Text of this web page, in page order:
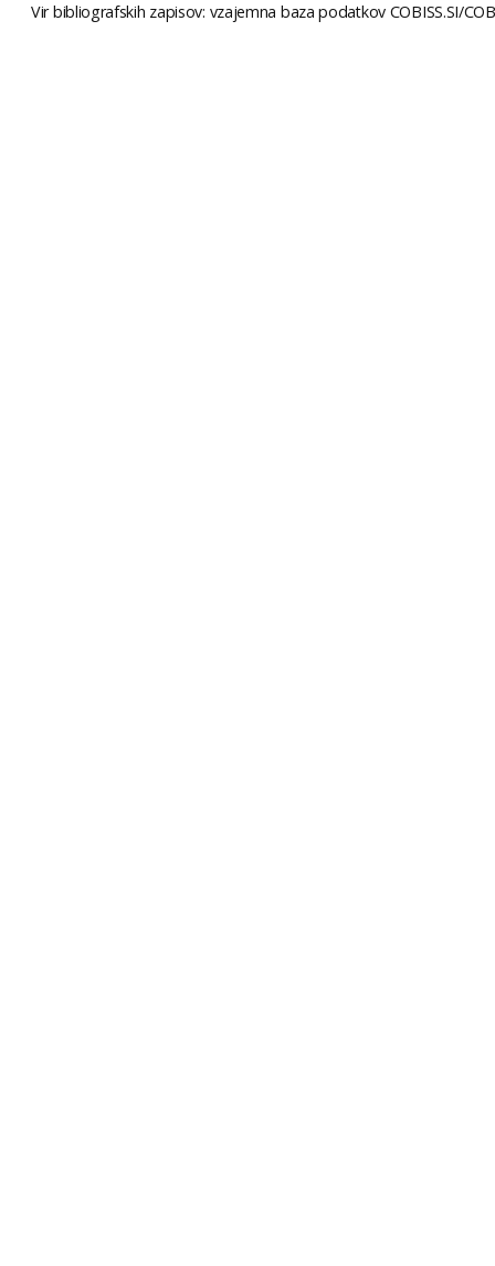
Vir bibliografskih zapisov: vzajemna baza podatkov COBISS.SI/